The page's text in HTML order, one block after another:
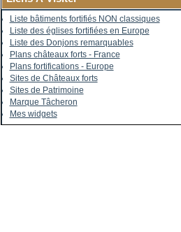
Liste bâtiments fortifiés NON classiques
Liste des églises fortifiées en Europe
Liste des Donjons remarquables
Plans châteaux forts - France
Plans fortifications - Europe
Sites de Châteaux forts
Sites de Patrimoine
Marque Tâcheron
Mes widgets